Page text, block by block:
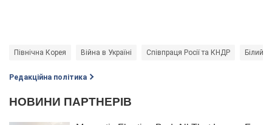
Північна Корея Війна в Україні Співпраця Росії та КНДР Білий
Редакційна політика